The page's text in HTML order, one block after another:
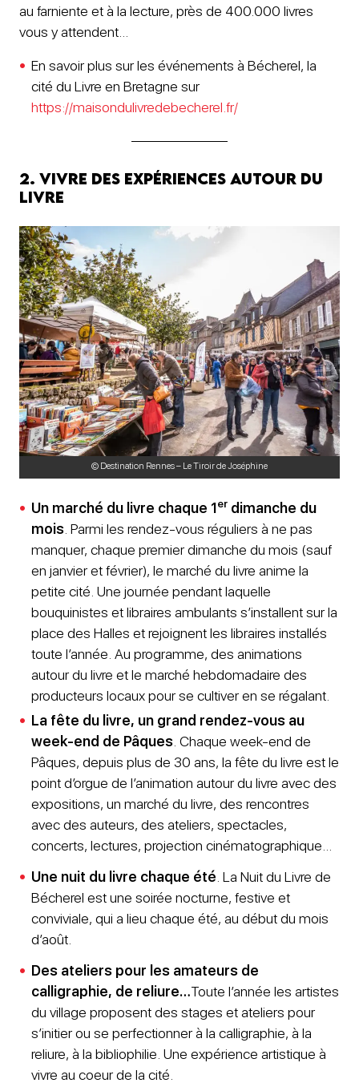
au farniente et à la lecture, près de 400.000 livres
vous y attendent…
En savoir plus sur les événements à Bécherel, la
cité du Livre en Bretagne sur
https://maisondulivredebecherel.fr/
2. Vivre des expériences autour du
livre
© Destination Rennes – Le Tiroir de Joséphine
Un marché du livre chaque 1er dimanche du
mois . Parmi les rendez-vous réguliers à ne pas
manquer, chaque premier dimanche du mois (sauf
en janvier et février), le marché du livre anime la
petite cité. Une journée pendant laquelle
bouquinistes et libraires ambulants s’installent sur la
place des Halles et rejoignent les libraires installés
toute l’année. Au programme, des animations
autour du livre et le marché hebdomadaire des
producteurs locaux pour se cultiver en se régalant.
La fête du livre, un grand rendez-vous au
week-end de Pâques . Chaque week-end de
Pâques, depuis plus de 30 ans, la fête du livre est le
point d’orgue de l’animation autour du livre avec des
expositions, un marché du livre, des rencontres
avec des auteurs, des ateliers, spectacles,
concerts, lectures, projection cinématographique…
Une nuit du livre chaque été . La Nuit du Livre de
Bécherel est une soirée nocturne, festive et
conviviale, qui a lieu chaque été, au début du mois
d’août.
Des ateliers pour les amateurs de
calligraphie, de reliure…Toute l’année les artistes
du village proposent des stages et ateliers pour
s’initier ou se perfectionner à la calligraphie, à la
reliure, à la bibliophilie. Une expérience artistique à
vivre au coeur de la cité.